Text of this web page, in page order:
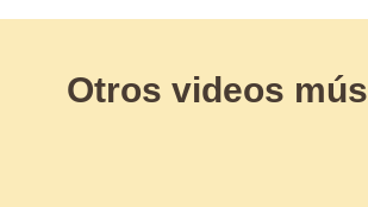
Otros videos